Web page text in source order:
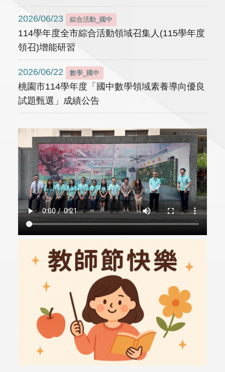
2026/06/23 綜合活動_國中
114學年度全市綜合活動領域召集人(115學年度
領召)增能研習
2026/06/22 數學_國中
桃園市114學年度「國中數學領域素養導向優良
試題甄選」成績公告